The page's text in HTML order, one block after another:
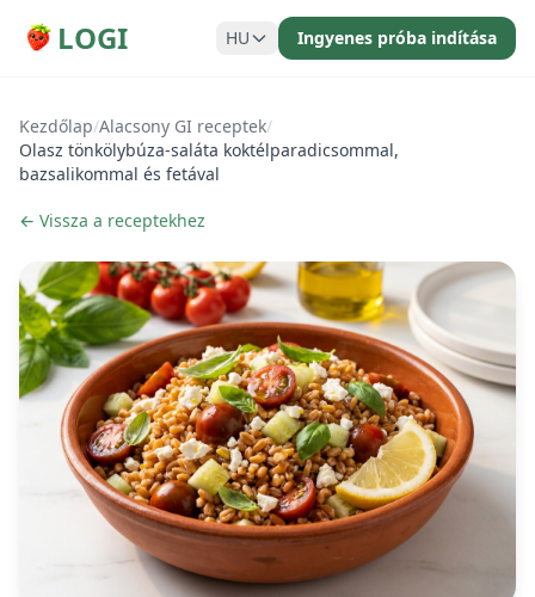
LOGI HU Ingyenes próba indítása
Kezdőlap/Alacsony GI receptek/
Olasz tönkölybúza-saláta koktélparadicsommal,
bazsalikommal és fetával
← Vissza a receptekhez